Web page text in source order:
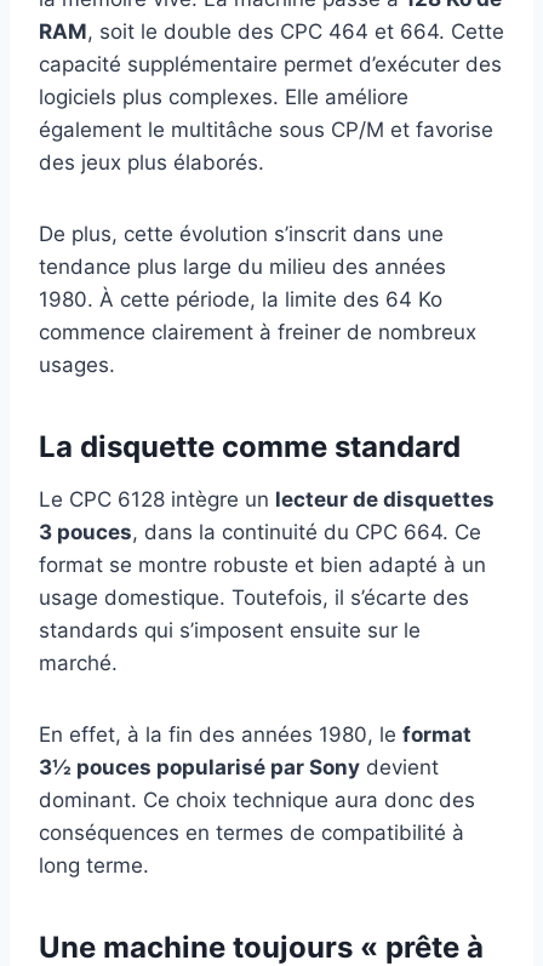
RAM, soit le double des CPC 464 et 664. Cette
capacité supplémentaire permet d’exécuter des
logiciels plus complexes. Elle améliore
également le multitâche sous CP/M et favorise
des jeux plus élaborés.
De plus, cette évolution s’inscrit dans une
tendance plus large du milieu des années
1980. À cette période, la limite des 64 Ko
commence clairement à freiner de nombreux
usages.
La disquette comme standard
Le CPC 6128 intègre un lecteur de disquettes
3 pouces, dans la continuité du CPC 664. Ce
format se montre robuste et bien adapté à un
usage domestique. Toutefois, il s’écarte des
standards qui s’imposent ensuite sur le
marché.
En effet, à la fin des années 1980, le format
3½ pouces popularisé par Sony devient
dominant. Ce choix technique aura donc des
conséquences en termes de compatibilité à
long terme.
Une machine toujours « prête à